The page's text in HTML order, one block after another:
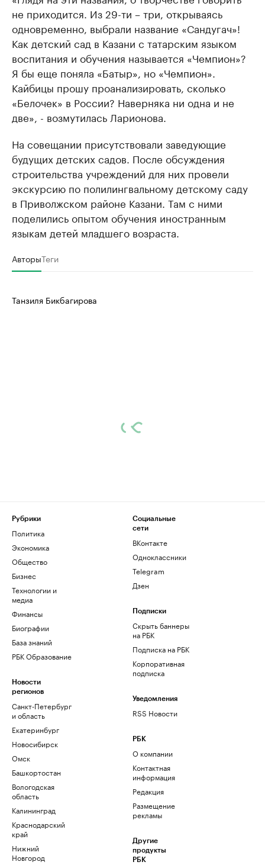
не приходится. Из 29-ти – три, открываясь
одновременно, выбрали название «Сандугач»!
Как детский сад в Казани с татарским языком
воспитания и обучения называется «Чемпион»?
Я бы еще поняла «Батыр», но «Чемпион».
Кайбицы прошу проанализировать, сколько
«Белочек» в России? Наверняка ни одна и не
две», - возмутилась Ларионова.
На совещании присутствовали заведующие
будущих детских садов. После обсуждения
строительства учреждений для них провели
экскурсию по полилингвальному детскому саду
в Приволжском районе Казани. Там с ними
поделились опытом обучения иностранным
языкам детей младшего возраста.
АвторыТеги
Танзиля Бикбагирова
Рубрики
Политика
Экономика
Общество
Бизнес
Технологии и
медиа
Финансы
Биографии
База знаний
РБК Образование
Новости
регионов
Санкт-Петербург
и область
Екатеринбург
Новосибирск
Омск
Башкортостан
Вологодская
область
Калининград
Краснодарский
край
Нижний
Новгород
Социальные
сети
ВКонтакте
Одноклассники
Telegram
Дзен
Подписки
Скрыть баннеры
на РБК
Подписка на РБК
Корпоративная
подписка
Уведомления
RSS Новости
РБК
О компании
Контактная
информация
Редакция
Размещение
рекламы
Другие
продукты
РБК